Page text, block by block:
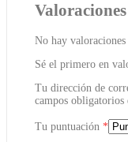
Valoraciones
No hay valoraciones
Sé el primero en
Tu dirección de
campos obligatorios
Tu puntuación *